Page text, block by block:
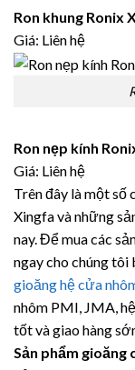
Ron khung Ronix
Giá: Liên hệ
Ron nẹp kính
Giá: Liên hệ
Trên đây là một số
Xingfa và những
nay. Để mua các
ngay cho chúng tôi
gioăng hệ cửa
nhôm PMI, JMA,
tốt và giao hàng
Sản phẩm gioăng